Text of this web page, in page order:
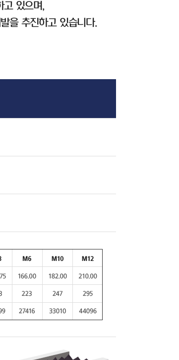
고 있으며,
을 추진하고 있습니다.